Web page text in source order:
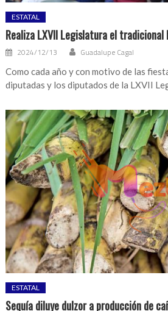
ESTATAL
Realiza LXVII Legislatura el tradicional
2024/12/13 Guadalupe Cagal
Como cada año y con motivo de las
diputadas y los diputados de la LXVII
ESTATAL
Sequía diluye dulzor a producción de